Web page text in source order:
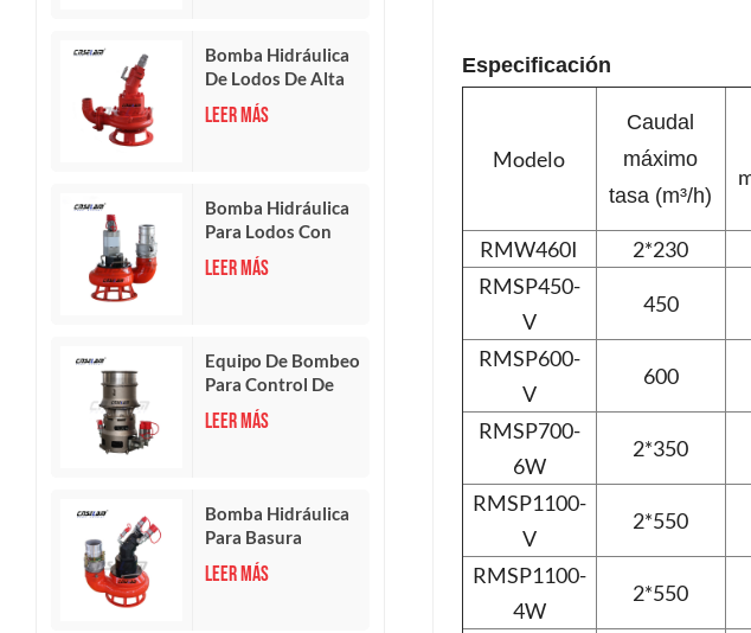
Bomba Hidráulica
De Lodos De Alta
Presión
LEER MÁS
Bomba Hidráulica
Para Lodos Con
Función De
Agitación
LEER MÁS
Equipo De Bombeo
Para Control De
Inundaciones Con
Bomba De Flujo
LEER MÁS
Bomba Hidráulica
Para Basura
Duradera
LEER MÁS
Especificación
Modelo
Caudal
máximo
tasa (m³/h)
RMW460I 2*230
RMSP450-
V
450
RMSP600-
V
600
RMSP700-
6W
2*350
RMSP1100-
V
2*550
RMSP1100-
4W
2*550